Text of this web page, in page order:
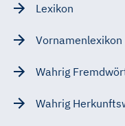
Lexikon
Vornamenlexikon
Wahrig
Wahrig